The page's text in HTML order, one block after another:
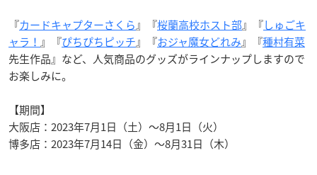
『カードキャプターさくら』『桜蘭高校ホスト部』『しゅごキ
ャラ！ 』『ぴちぴちピッチ』『おジャ魔女どれみ』『種村有菜
先生作品』など、人気商品のグッズがラインナップしますので
お楽しみに。
【期間】
大阪店：2023年7月1日（土）～8月1日（火）
博多店：2023年7月14日（金）～8月31日（木）